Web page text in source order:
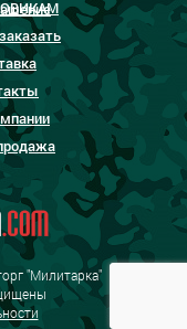
"Милитарка"